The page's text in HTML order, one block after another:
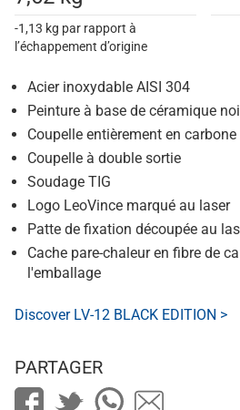
-1,13 kg par rapport à
l’échappement d’origine
Acier inoxydable AISI 304
Peinture à base de céramique
Coupelle entièrement en
Coupelle à double sortie
Soudage TIG
Logo LeoVince marqué au laser
Patte de fixation découpée au
Cache pare-chaleur en fibre de
l'emballage
Discover LV-12 BLACK EDITION >
PARTAGER